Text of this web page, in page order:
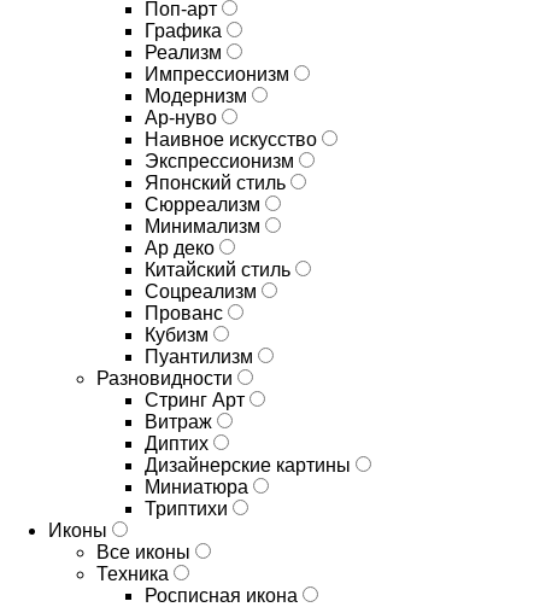
Поп-арт
Графика
Реализм
Импрессионизм
Модернизм
Ар-нуво
Наивное искусство
Экспрессионизм
Японский стиль
Сюрреализм
Минимализм
Ар деко
Китайский стиль
Соцреализм
Прованс
Кубизм
Пуантилизм
Разновидности
Стринг Арт
Витраж
Диптих
Дизайнерские картины
Миниатюра
Триптихи
Иконы
Все иконы
Техника
Росписная икона